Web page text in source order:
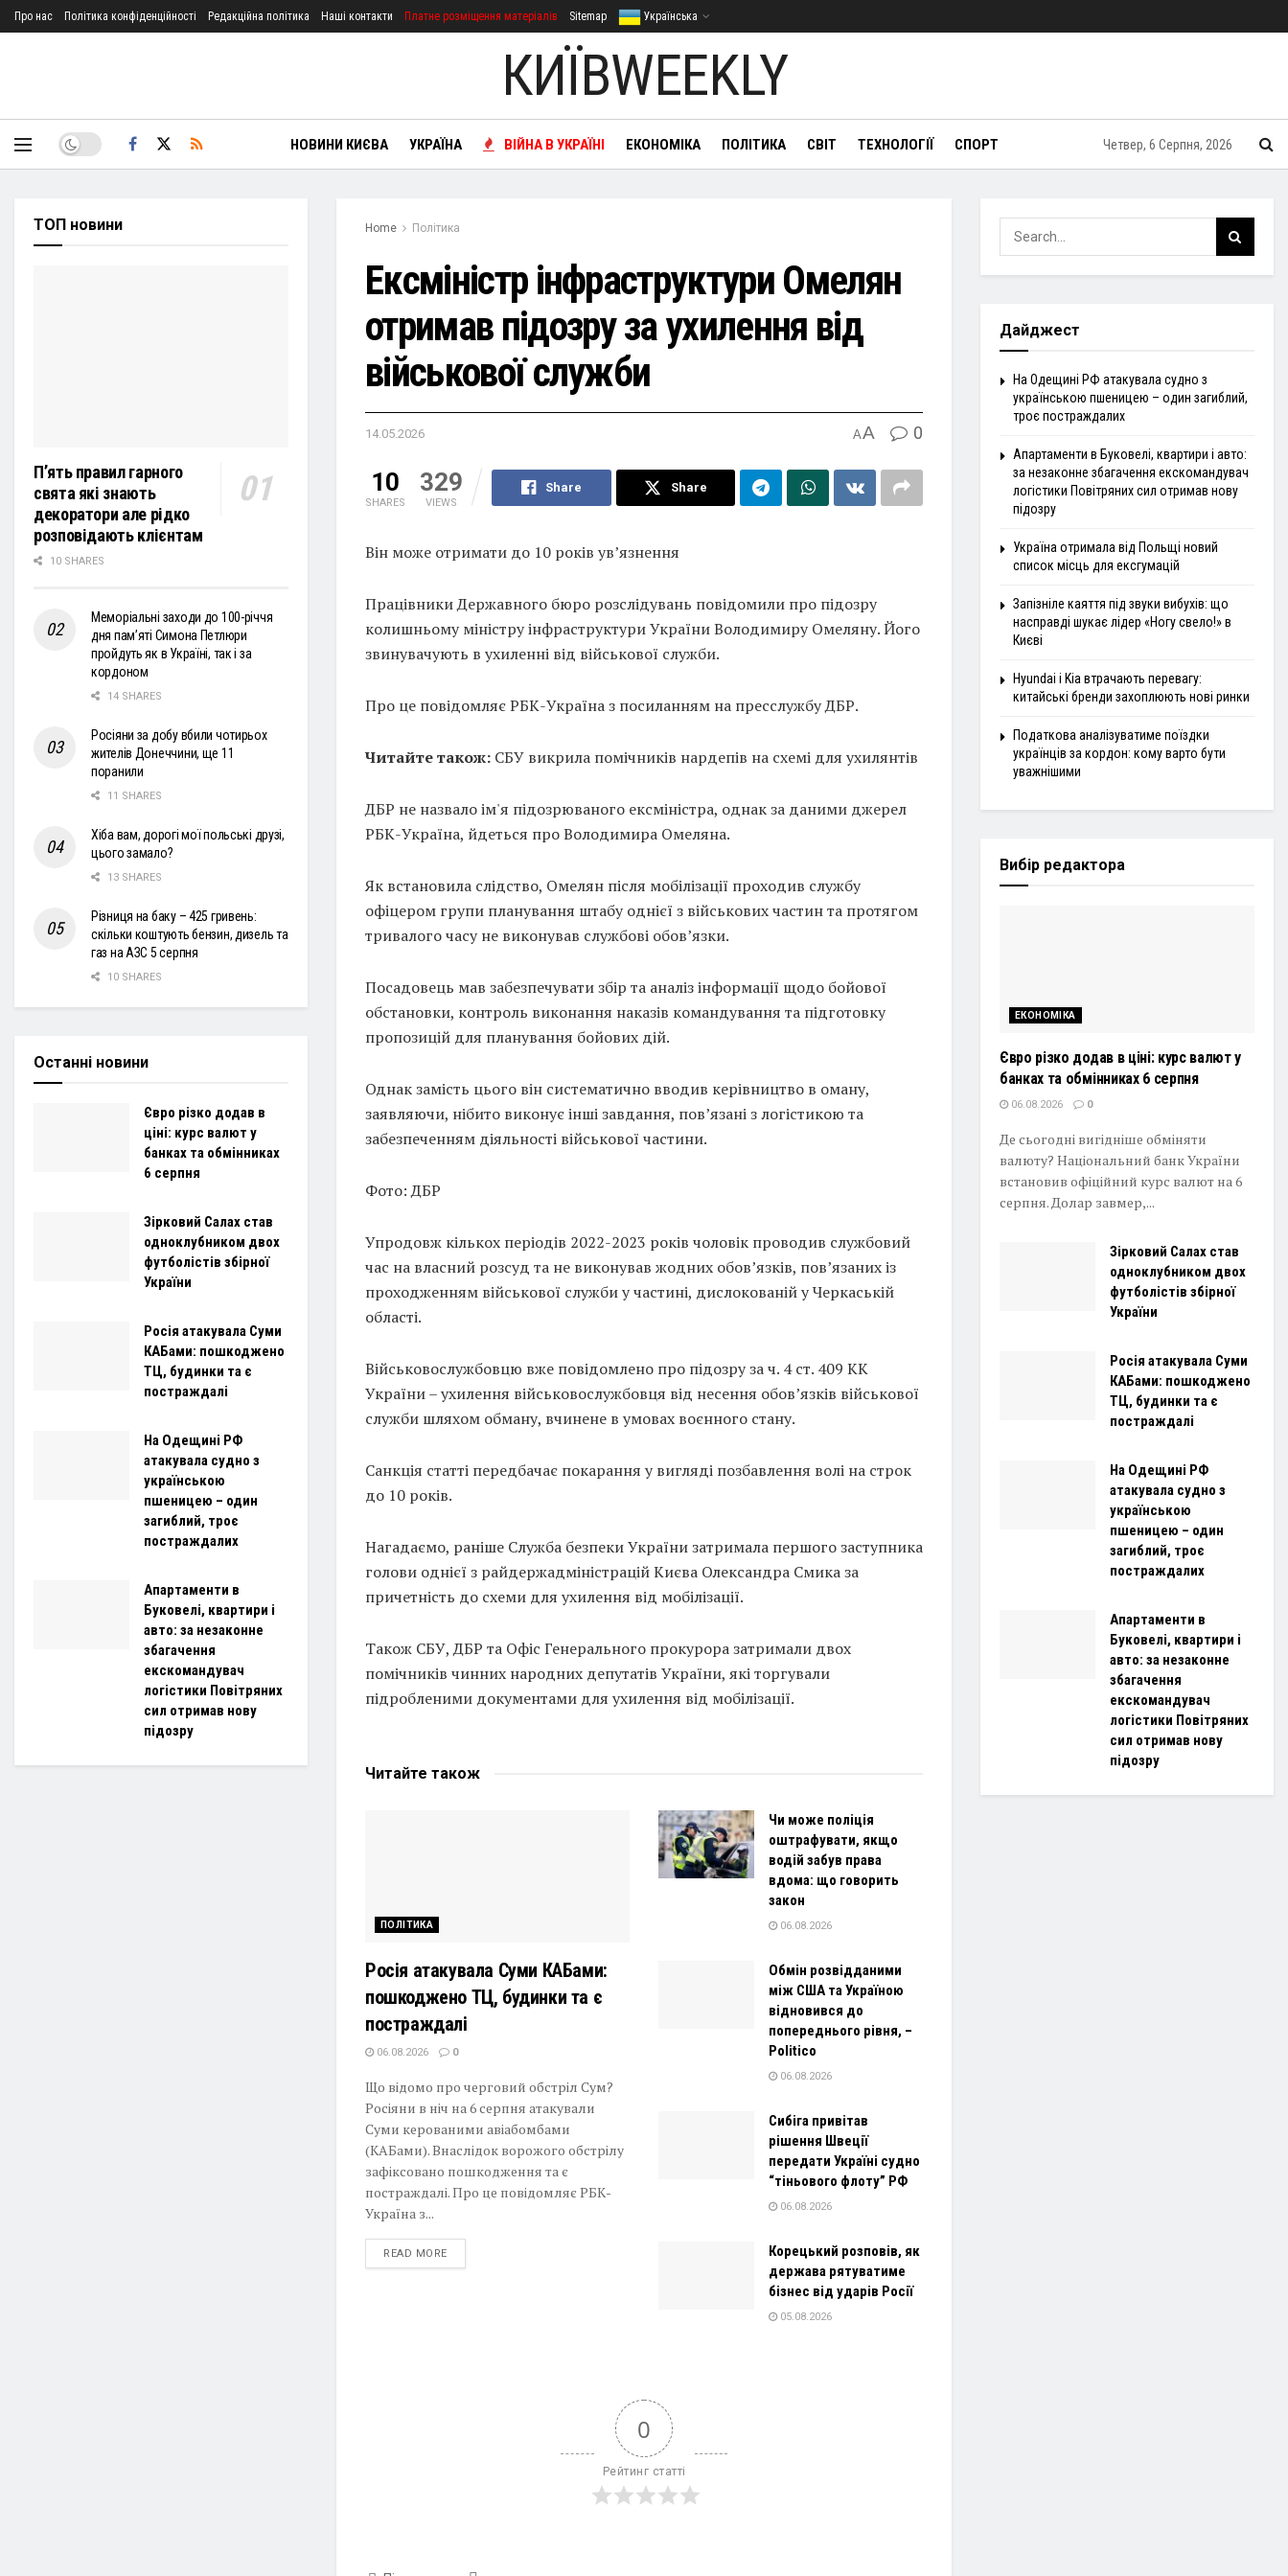
Про нас Політика конфіденційності Редакційна політика Наші контакти Платне розміщення матеріалів Sitemap Українська
КИЇВWEEKLY
НОВИНИ КИЄВА УКРАЇНА ВІЙНА В УКРАЇНІ ЕКОНОМІКА ПОЛІТИКА СВІТ ТЕХНОЛОГІЇ СПОРТ Четвер, 6 Серпня, 2026
Home Політика
Ексміністр інфраструктури Омелян
отримав підозру за ухилення від
військової служби
14.05.2026 AA 0
10
SHARES
329
VIEWS
Share Share
Він може отримати до 10 років ув’язнення
Працівники Державного бюро розслідувань повідомили про підозру
колишньому міністру інфраструктури України Володимиру Омеляну. Його
звинувачують в ухиленні від військової служби.
Про це повідомляє РБК-Україна з посиланням на пресслужбу ДБР.
Читайте також: СБУ викрила помічників нардепів на схемі для ухилянтів
ДБР не назвало ім'я підозрюваного ексміністра, однак за даними джерел
РБК-Україна, йдеться про Володимира Омеляна.
Як встановила слідство, Омелян після мобілізації проходив службу
офіцером групи планування штабу однієї з військових частин та протягом
тривалого часу не виконував службові обов’язки.
Посадовець мав забезпечувати збір та аналіз інформації щодо бойової
обстановки, контроль виконання наказів командування та підготовку
пропозицій для планування бойових дій.
Однак замість цього він систематично вводив керівництво в оману,
заявляючи, нібито виконує інші завдання, пов’язані з логістикою та
забезпеченням діяльності військової частини.
Фото: ДБР
Упродовж кількох періодів 2022-2023 років чоловік проводив службовий
час на власний розсуд та не виконував жодних обов’язків, пов’язаних із
проходженням військової служби у частині, дислокованій у Черкаській
області.
Військовослужбовцю вже повідомлено про підозру за ч. 4 ст. 409 КК
України – ухилення військовослужбовця від несення обов’язків військової
служби шляхом обману, вчинене в умовах воєнного стану.
Санкція статті передбачає покарання у вигляді позбавлення волі на строк
до 10 років.
Нагадаємо, раніше Служба безпеки України затримала першого заступника
голови однієї з райдержадміністрацій Києва Олександра Смика за
причетність до схеми для ухилення від мобілізації.
Також СБУ, ДБР та Офіс Генерального прокурора затримали двох
помічників чинних народних депутатів України, які торгували
підробленими документами для ухилення від мобілізації.
Читайте також
ПОЛІТИКА
Росія атакувала Суми КАБами:
пошкоджено ТЦ, будинки та є
постраждалі
06.08.2026 0
Що відомо про черговий обстріл Сум?
Росіяни в ніч на 6 серпня атакували
Суми керованими авіабомбами
(КАБами). Внаслідок ворожого обстрілу
зафіксовано пошкодження та є
постраждалі. Про це повідомляє РБК-
Україна з...
READ MOREDETAILS
Чи може поліція
оштрафувати, якщо
водій забув права
вдома: що говорить
закон
06.08.2026
Обмін розвідданими
між США та Україною
відновився до
попереднього рівня, –
Politico
06.08.2026
Сибіга привітав
рішення Швеції
передати Україні судно
“тіньового флоту” РФ
06.08.2026
Корецький розповів, як
держава рятуватиме
бізнес від ударів Росії
05.08.2026
0
Рейтинг статті
ТОП новини
П’ять правил гарного
свята які знають
декоратори але рідко
розповідають клієнтам
10 SHARES
Меморіальні заходи до 100-річчя
дня пам’яті Симона Петлюри
пройдуть як в Україні, так і за
кордоном
14 SHARES
Росіяни за добу вбили чотирьох
жителів Донеччини, ще 11
поранили
11 SHARES
Хіба вам, дорогі мої польські друзі,
цього замало?
13 SHARES
Різниця на баку – 425 гривень:
скільки коштують бензин, дизель та
газ на АЗС 5 серпня
10 SHARES
Останні новини
Євро різко додав в
ціні: курс валют у
банках та обмінниках
6 серпня
Зірковий Салах став
одноклубником двох
футболістів збірної
України
Росія атакувала Суми
КАБами: пошкоджено
ТЦ, будинки та є
постраждалі
На Одещині РФ
атакувала судно з
українською
пшеницею – один
загиблий, троє
постраждалих
Апартаменти в
Буковелі, квартири і
авто: за незаконне
збагачення
екскомандувач
логістики Повітряних
сил отримав нову
підозру
Дайджест
На Одещині РФ атакувала судно з
українською пшеницею – один загиблий,
троє постраждалих
Апартаменти в Буковелі, квартири і авто:
за незаконне збагачення екскомандувач
логістики Повітряних сил отримав нову
підозру
Україна отримала від Польщі новий
список місць для ексгумацій
Запізніле каяття під звуки вибухів: що
насправді шукає лідер «Ногу свело!» в
Києві
Hyundai і Kia втрачають перевагу:
китайські бренди захоплюють нові ринки
Податкова аналізуватиме поїздки
українців за кордон: кому варто бути
уважнішими
Вибір редактора
ЕКОНОМІКА
Євро різко додав в ціні: курс валют у
банках та обмінниках 6 серпня
06.08.2026 0
Де сьогодні вигідніше обміняти
валюту? Національний банк України
встановив офіційний курс валют на 6
серпня. Долар завмер,...
Зірковий Салах став
одноклубником двох
футболістів збірної
України
Росія атакувала Суми
КАБами: пошкоджено
ТЦ, будинки та є
постраждалі
На Одещині РФ
атакувала судно з
українською
пшеницею – один
загиблий, троє
постраждалих
Апартаменти в
Буковелі, квартири і
авто: за незаконне
збагачення
екскомандувач
логістики Повітряних
сил отримав нову
підозру